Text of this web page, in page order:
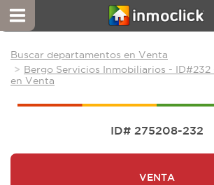
Buscar departamentos en Venta
Bergo Servicios Inmobiliarios -
en Venta
ID# 275208-232
VENTA